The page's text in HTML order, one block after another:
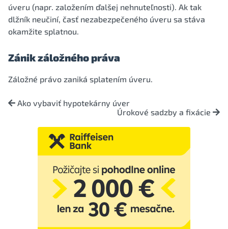
úveru (napr. založením ďalšej nehnuteľnosti). Ak tak
dlžník neučiní, časť nezabezpečeného úveru sa stáva
okamžite splatnou.
Zánik záložného práva
Záložné právo zaniká splatením úveru.
Ako vybaviť hypotekárny úver
Úrokové sadzby a fixácie